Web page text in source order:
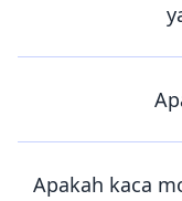
Apakah kaca